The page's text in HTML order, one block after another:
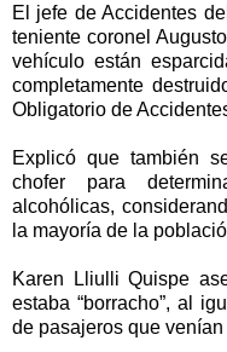
El jefe de Accidentes
teniente coronel
vehículo están
completamente
Obligatorio de
Explicó que también
chofer para
alcohólicas,
la mayoría de la
Karen Lliulli Quispe
estaba “borracho”, al
de pasajeros que